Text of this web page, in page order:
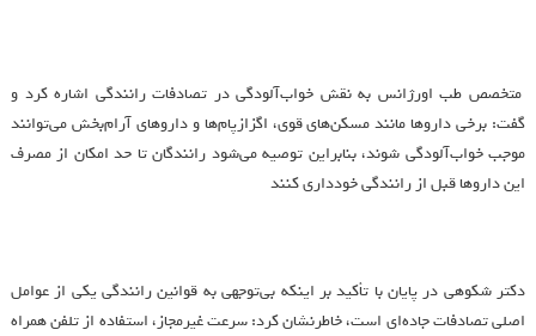
متخصص طب اورژانس به نقش خواب‌آلودگی در تصادفات رانندگی اشاره کرد و
گفت: برخی داروها مانند مسکن‌های قوی، اگزازپام‌ها و داروهای آرام‌بخش می‌توانند
موجب خواب‌آلودگی شوند، بنابراین توصیه می‌شود رانندگان تا حد امکان از مصرف
این داروها قبل از رانندگی خودداری کنند
دکتر شکوهی در پایان با تأکید بر اینکه بی‌توجهی به قوانین رانندگی یکی از عوامل
اصلی تصادفات جاده‌ای است، خاطرنشان کرد: سرعت غیرمجاز، استفاده از تلفن همراه